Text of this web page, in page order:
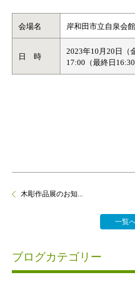
会場名 岸和田市立自泉会
日 時
2023年10月20日（
17:00（最終日16:30
木彫作品展のお知...
一覧
ブログカテゴリー